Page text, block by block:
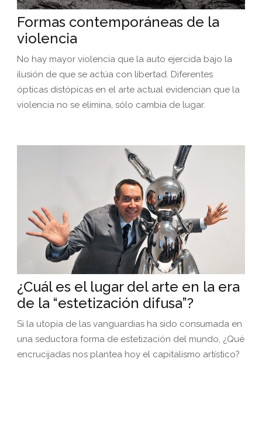
Formas contemporáneas de la
violencia
No hay mayor violencia que la auto ejercida bajo la
ilusión de que se actúa con libertad. Diferentes
ópticas distópicas en el arte actual evidencian que la
violencia no se elimina, sólo cambia de lugar.
¿Cuál es el lugar del arte en la era
de la “estetización difusa”?
Si la utopía de las vanguardias ha sido consumada en
una seductora forma de estetización del mundo, ¿Qué
encrucijadas nos plantea hoy el capitalismo artístico?